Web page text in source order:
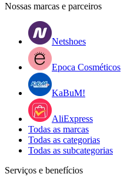
Nossas marcas e parceiros
Netshoes
Epoca Cosméticos
KaBuM!
AliExpress
Todas as marcas
Todas as categorias
Todas as subcategorias
Serviços e benefícios